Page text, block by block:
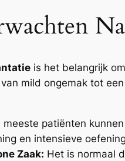
is het belangrijk
mild ongemak tot
meeste patiënten
en intensieve
Zaak: Het is normaal